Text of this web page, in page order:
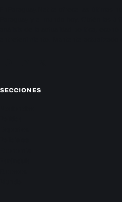
SECCIONES